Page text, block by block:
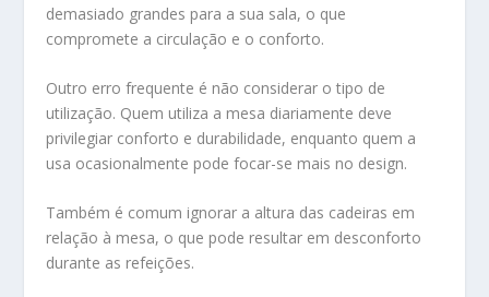
demasiado grandes para a sua sala, o que
compromete a circulação e o conforto.
Outro erro frequente é não considerar o tipo de
utilização. Quem utiliza a mesa diariamente deve
privilegiar conforto e durabilidade, enquanto quem a
usa ocasionalmente pode focar-se mais no design.
Também é comum ignorar a altura das cadeiras em
relação à mesa, o que pode resultar em desconforto
durante as refeições.